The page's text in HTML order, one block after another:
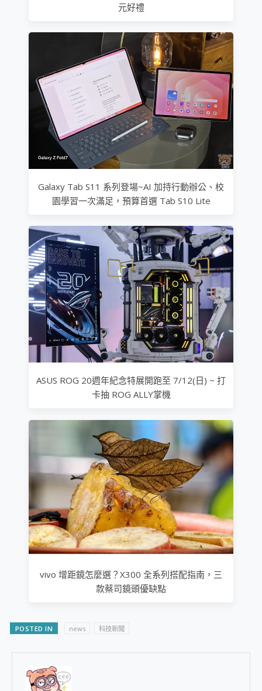
元好禮
Galaxy Tab S11 系列登場~AI 加持行動辦公、校
園學習一次滿足，預算首選 Tab S10 Lite
ASUS ROG 20週年紀念特展開跑至 7/12(日) ~ 打
卡抽 ROG ALLY掌機
vivo 增距鏡怎麼選？X300 全系列搭配指南，三
款蔡司鏡頭優缺點
POSTED IN news 科技新聞